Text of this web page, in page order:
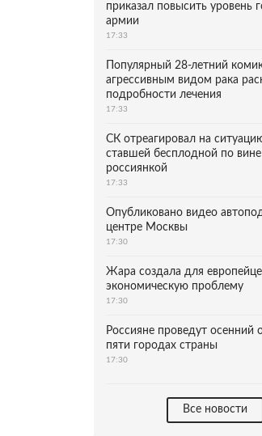
приказал повысить уровень
армии
17:33
Популярный 28-летний
агрессивным видом рака
подробности лечения
17:33
СК отреагировал на
ставшей бесплодной по вине
россиянкой
17:33
Опубликовано видео
центре Москвы
17:30
Жара создала для
экономическую проблему
17:30
Россияне проведут осенний
пяти городах страны
17:30
Все новости